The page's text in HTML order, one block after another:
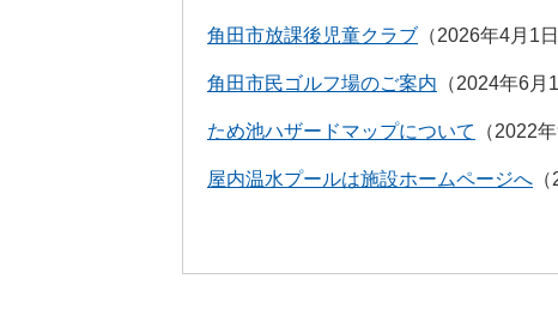
角田市放課後児童クラブ 2026年4月1
角田市民ゴルフ場のご案内 2024年6月
ため池ハザードマップについて 2022
屋内温水プールは施設ホームページへ